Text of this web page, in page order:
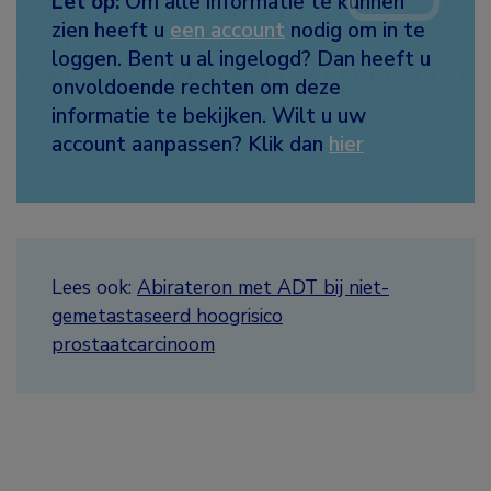
zien heeft u een account nodig om in te
loggen. Bent u al ingelogd? Dan heeft u
onvoldoende rechten om deze
informatie te bekijken. Wilt u uw
account aanpassen? Klik dan hier
Lees ook: Abirateron met ADT bij niet-
gemetastaseerd hoogrisico
prostaatcarcinoom